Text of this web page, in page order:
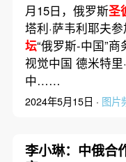
月15日，俄罗斯圣
塔利·萨韦利耶夫
坛“俄罗斯-中国”
视觉中国 德米特
中……
2024年5月15日 · 图片
李小琳：中俄合